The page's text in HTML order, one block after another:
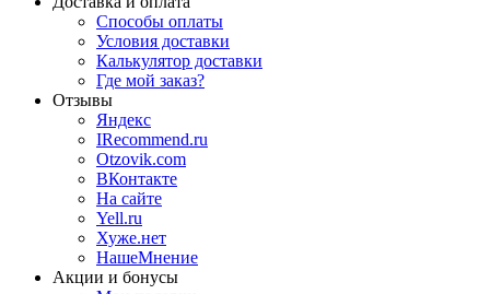
Способы оплаты
Условия доставки
Калькулятор доставки
Где мой заказ?
Отзывы
Яндекс
IRecommend.ru
Otzovik.com
ВКонтакте
На сайте
Yell.ru
Хуже.нет
НашеМнение
Акции и бонусы